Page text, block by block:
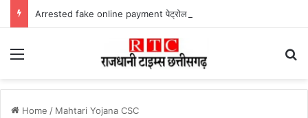
Menu
Home / Mahtari Yojana CSC